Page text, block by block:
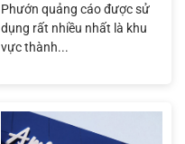
Phướn quảng cáo được sử
dụng rất nhiều nhất là khu
vực thành...